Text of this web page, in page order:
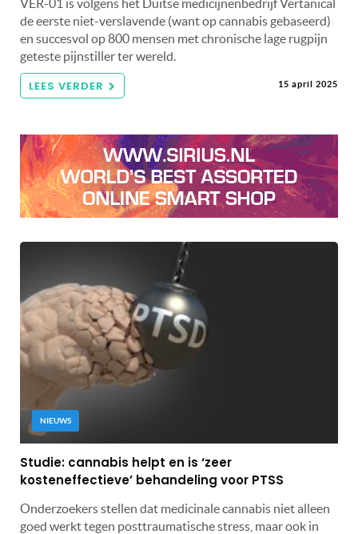
VER-01 is volgens het Duitse medicijnenbedrijf Vertanical
de eerste niet-verslavende (want op cannabis gebaseerd)
en succesvol op 800 mensen met chronische lage rugpijn
geteste pijnstiller ter wereld.
LEES VERDER 15 april 2025
NIEUWS
Studie: cannabis helpt en is ‘zeer
kosteneffectieve’ behandeling voor PTSS
Onderzoekers stellen dat medicinale cannabis niet alleen
goed werkt tegen posttraumatische stress, maar ook in